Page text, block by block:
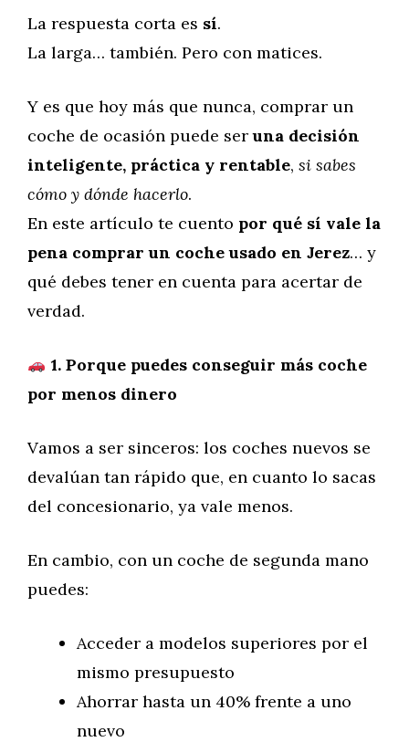
La respuesta corta es sí.
La larga… también. Pero con matices.
Y es que hoy más que nunca, comprar un
coche de ocasión puede seruna decisión
inteligente, práctica y rentable, si sabes
cómo y dónde hacerlo.
En este artículo te cuento por qué sí vale la
pena comprar un coche usado en Jerez… y
qué debes tener en cuenta para acertar de
verdad.
1. Porque puedes conseguir más coche
por menos dinero
Vamos a ser sinceros: los coches nuevos se
devalúan tan rápido que, en cuanto lo sacas
del concesionario, ya vale menos.
En cambio, con un coche de segunda mano
puedes:
Acceder a modelos superiores por el
mismo presupuesto
Ahorrar hasta un 40% frente a uno
nuevo